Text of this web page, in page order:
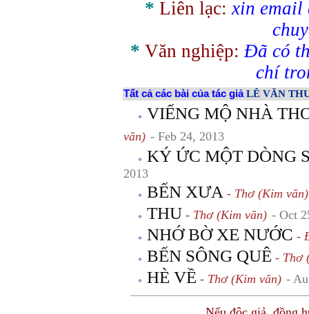
* Liên lạc:xin email
* Văn nghiệp: Đã có
chí
Tất cả các bài của tác giảLÊ VĂN
VIẾNG MỘ NHÀ
văn) - Feb 24, 2013
KÝ ỨC MỘT DÒNG
2013
BẾN XƯA - Thơ (Kim văn)
THU - Thơ (Kim văn) - Oct
NHỚ BỜ XE NƯỚC -
BẾN SÔNG QUÊ - Thơ
HÈ VỀ - Thơ (Kim văn) -